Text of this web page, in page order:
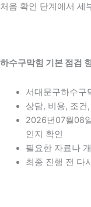
처음 확인 단계에서 세
하수구막힘 기본 점검
서대문구하수구
상담, 비용, 조건
2026년07월08
인지 확인
필요한 자료나
최종 진행 전 다